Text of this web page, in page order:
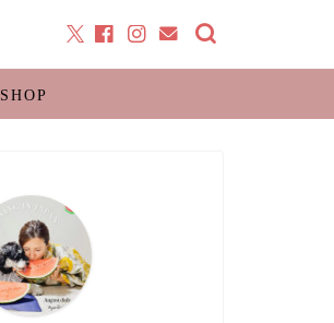
SHOP